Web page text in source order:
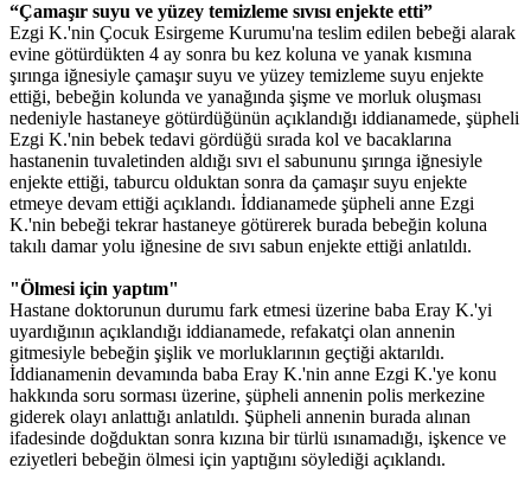
“Çamaşır suyu ve yüzey temizleme sıvısı enjekte etti”
Ezgi K.'nin Çocuk Esirgeme Kurumu'na teslim edilen bebeği alarak
evine götürdükten 4 ay sonra bu kez koluna ve yanak kısmına
şırınga iğnesiyle çamaşır suyu ve yüzey temizleme suyu enjekte
ettiği, bebeğin kolunda ve yanağında şişme ve morluk oluşması
nedeniyle hastaneye götürdüğünün açıklandığı iddianamede, şüpheli
Ezgi K.'nin bebek tedavi gördüğü sırada kol ve bacaklarına
hastanenin tuvaletinden aldığı sıvı el sabununu şırınga iğnesiyle
enjekte ettiği, taburcu olduktan sonra da çamaşır suyu enjekte
etmeye devam ettiği açıklandı. İddianamede şüpheli anne Ezgi
K.'nin bebeği tekrar hastaneye götürerek burada bebeğin koluna
takılı damar yolu iğnesine de sıvı sabun enjekte ettiği anlatıldı.
"Ölmesi için yaptım"
Hastane doktorunun durumu fark etmesi üzerine baba Eray K.'yi
uyardığının açıklandığı iddianamede, refakatçi olan annenin
gitmesiyle bebeğin şişlik ve morluklarının geçtiği aktarıldı.
İddianamenin devamında baba Eray K.'nin anne Ezgi K.'ye konu
hakkında soru sorması üzerine, şüpheli annenin polis merkezine
giderek olayı anlattığı anlatıldı. Şüpheli annenin burada alınan
ifadesinde doğduktan sonra kızına bir türlü ısınamadığı, işkence ve
eziyetleri bebeğin ölmesi için yaptığını söylediği açıklandı.